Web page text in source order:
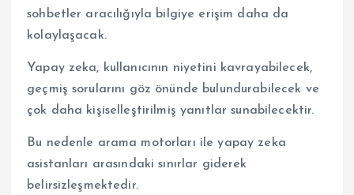
sohbetler aracılığıyla bilgiye erişim daha da
kolaylaşacak.
Yapay zeka, kullanıcının niyetini kavrayabilecek,
geçmiş sorularını göz önünde bulundurabilecek ve
çok daha kişiselleştirilmiş yanıtlar sunabilecektir.
Bu nedenle arama motorları ile yapay zeka
asistanları arasındaki sınırlar giderek
belirsizleşmektedir.